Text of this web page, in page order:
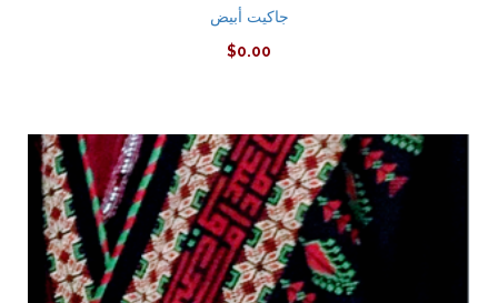
جاكيت أبيض
$0.00